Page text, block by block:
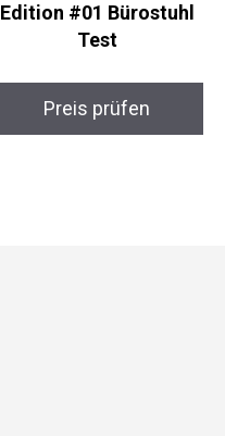
Edition #01 Bürostuhl
Test
Preis prüfen